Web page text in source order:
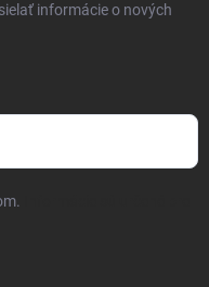
informácie o nových